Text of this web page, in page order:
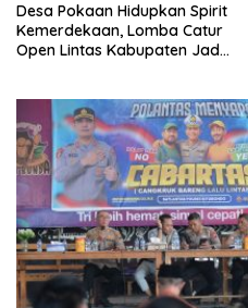
Desa Pokaan Hidupkan Spirit
Kemerdekaan, Lomba Catur
Open Lintas Kabupaten Jadi